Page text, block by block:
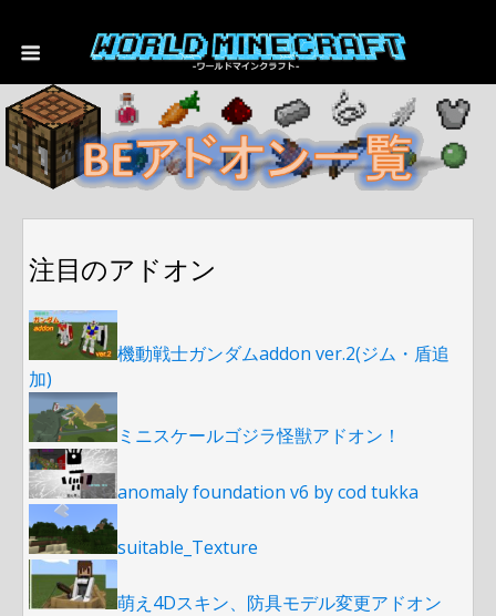
注目のアドオン
機動戦士ガンダムaddon ver.2(ジム・盾追
加)
ミニスケールゴジラ怪獣アドオン！
anomaly foundation v6 by cod tukka
suitable_Texture
萌え4Dスキン、防具モデル変更アドオン